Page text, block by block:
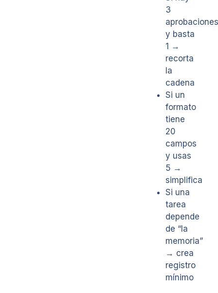
3
aprobaciones
y basta
1 →
recorta
la
cadena
Si un
formato
tiene
20
campos
y usas
5 →
simplifica
Si una
tarea
depende
de “la
memoria”
→ crea
registro
mínimo